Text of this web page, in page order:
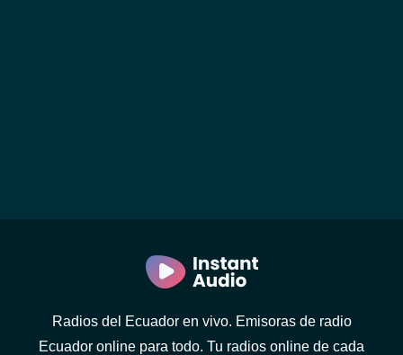
Radios del Ecuador en vivo. Emisoras de radio
Ecuador online para todo. Tu radios online de cada